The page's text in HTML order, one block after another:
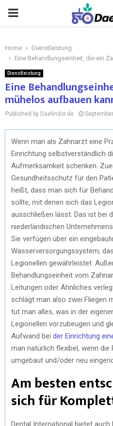
Home
Dienstleistung
Eine Behandlungseinheit, die ein
Dienstleistung
Eine
mühelos aufbauen
Published by Daelindor.de
Wenn man als Zahnarzt eine
Einrichtung selbstverständlich
Aufmerksamkeit schenken.
Gesundheitsschutz für den
heißt, dass man sich für
sollte, mit denen sich das
ausschließen lässt. Das ist bei
niederländischen
Sie verfügen über ein
Wasserversorgungssystem,
Legionellen gewährleistet.
Behandlungseinheit vom
Leitungen oder Ähnliches
schlägt man also zwei Fliegen
tut man alles, was in der
Legionellen vorzubeugen und
Aufwand bei der Einrichtung
man natürlich flexibel, wenn die
umgebaut und/oder neu
Am besten
sich für
Dental International bietet auch